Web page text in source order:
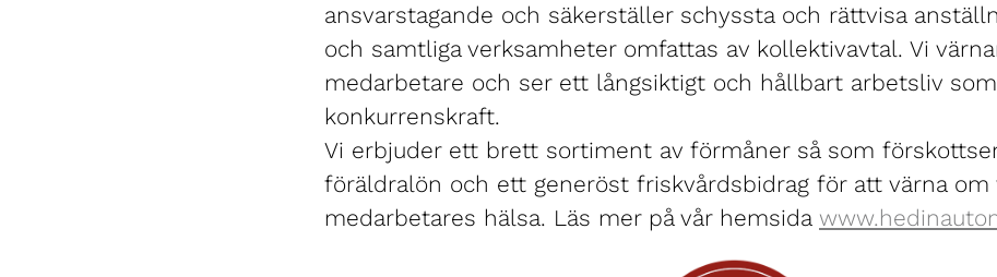
ansvarstagande och säkerställer schyssta och rättvisa
och samtliga verksamheter omfattas av kollektivavtal. Vi
medarbetare och ser ett långsiktigt och hållbart arbetsliv
konkurrenskraft.
Vi erbjuder ett brett sortiment av förmåner så som
föräldralön och ett generöst friskvårdsbidrag för att värna om
medarbetares hälsa. Läs mer på vår hemsida